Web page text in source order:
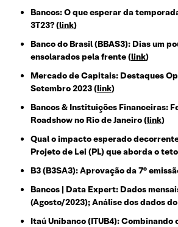
Bancos: O que esperar da
3T23? (link)
Banco do Brasil (BBAS3): Dias um
ensolarados pela frente (link)
Mercado de Capitais: Destaques
Setembro 2023 (link)
Bancos & Instituições Financeiras:
Roadshow no Rio de Janeiro (link)
Qual o impacto esperado
Projeto de Lei (PL) que aborda o
B3 (B3SA3): Aprovação da 7°
Bancos | Data Expert: Dados
(Agosto/2023); Análise dos dados
Itaú Unibanco (ITUB4):